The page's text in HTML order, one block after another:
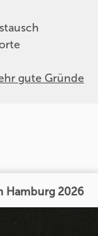
gute Gründe
Hamburg 2026